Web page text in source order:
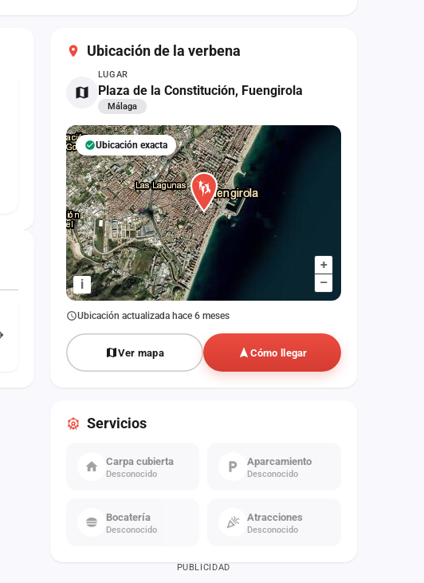
Ubicación de la verbena
LUGAR
Plaza de la Constitución, Fuengirola
Málaga
+
–
i
Ubicación exacta
Ubicación actualizada hace 6 meses
Ver mapa Cómo llegar
Servicios
Carpa cubierta
Desconocido
Aparcamiento
Desconocido
Bocatería
Desconocido
Atracciones
Desconocido
PUBLICIDAD